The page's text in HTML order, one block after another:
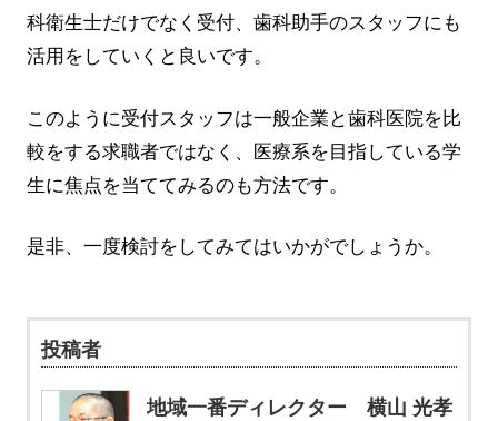
科衛生士だけでなく受付、歯科助手のスタッフにも
活用をしていくと良いです。
このように受付スタッフは一般企業と歯科医院を比
較をする求職者ではなく、医療系を目指している学
生に焦点を当ててみるのも方法です。
是非、一度検討をしてみてはいかがでしょうか。
投稿者
地域一番ディレクター 横山 光孝